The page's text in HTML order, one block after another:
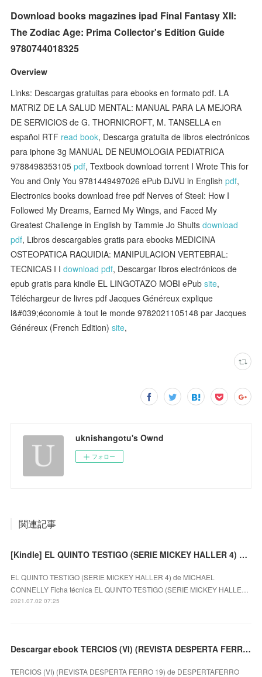
Download books magazines ipad Final Fantasy XII:
The Zodiac Age: Prima Collector's Edition Guide
9780744018325
Overview
Links: Descargas gratuitas para ebooks en formato pdf. LA
MATRIZ DE LA SALUD MENTAL: MANUAL PARA LA MEJORA
DE SERVICIOS de G. THORNICROFT, M. TANSELLA en
español RTF read book, Descarga gratuita de libros electrónicos
para iphone 3g MANUAL DE NEUMOLOGIA PEDIATRICA
9788498353105pdf, Textbook download torrent I Wrote This for
You and Only You 9781449497026 ePub DJVU in Englishpdf,
Electronics books download free pdf Nerves of Steel: How I
Followed My Dreams, Earned My Wings, and Faced My
Greatest Challenge in English by Tammie Jo Shultsdownload
pdf, Libros descargables gratis para ebooks MEDICINA
OSTEOPATICA RAQUIDIA: MANIPULACION VERTEBRAL:
TECNICAS I Idownload pdf, Descargar libros electrónicos de
epub gratis para kindle EL LINGOTAZO MOBI ePubsite,
Téléchargeur de livres pdf Jacques Généreux explique
l&#039;économie à tout le monde 9782021105148 par Jacques
Généreux (French Edition)site,
uknishangotu's Ownd
フォロー
関連記事
[Kindle] EL QUINTO TESTIGO (SERIE MICKEY HALLER 4) descargar gratis
EL QUINTO TESTIGO (SERIE MICKEY HALLER 4) de MICHAEL
CONNELLY Ficha técnica EL QUINTO TESTIGO (SERIE MICKEY HALLE…
2021.07.02 07:25
Descargar ebook TERCIOS (VI) (REVISTA DESPERTA FERRO 19) | Descarga Libros Gratis (PDF - EPUB)
TERCIOS (VI) (REVISTA DESPERTA FERRO 19) de DESPERTAFERRO